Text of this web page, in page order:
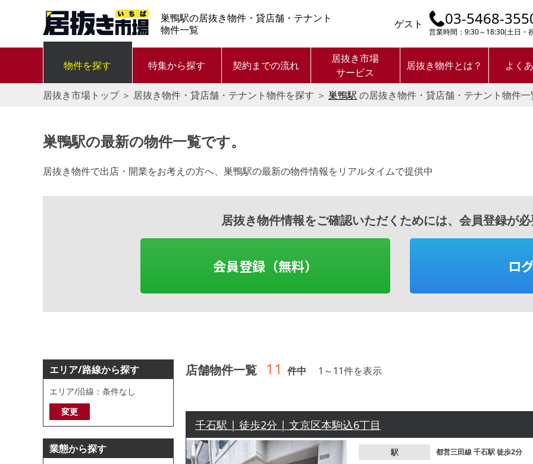
巣鴨駅の居抜き物件・貸店舗・テナント
物件一覧
ゲスト 03-5468-
営業時間：9:30～18:30(土日・
物件を探す 特集から探す 契約までの流れ
居抜き市場
サービス
居抜き物件とは？ よく
居抜き市場トップ＞ 居抜き物件・貸店舗・テナント物件を探す ＞ 巣鴨駅 の居抜き物件・貸店舗・テナント物件一
巣鴨駅の最新の物件一覧です。
居抜き物件で出店・開業をお考えの方へ、巣鴨駅の最新の物件情報をリアルタイムで提供中
居抜き物件情報をご確認いただくためには、会員登録が
会員登録（無料） ロ
エリア/路線から探す
エリア/沿線：条件なし
変更
業態から探す
店舗物件一覧 11 件中 1 ～11件を表示
千石駅 | 徒歩2分 | 文京区本駒込6丁目
駅 都営三田線千石駅徒歩2分